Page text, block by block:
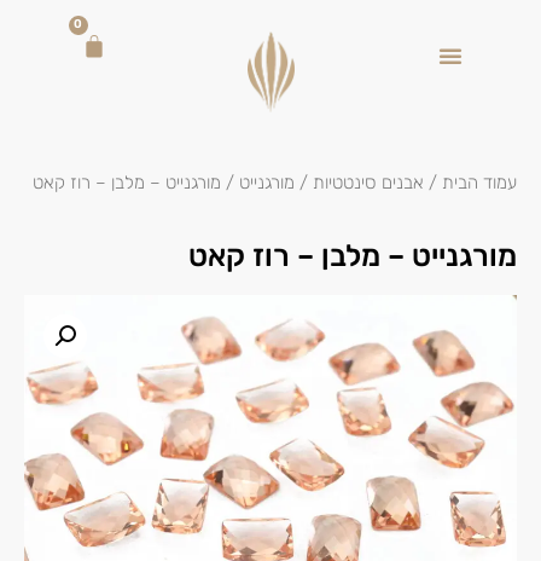
0
עמוד הבית / אבנים סינטטיות / מורגנייט / מורגנייט – מלבן – רוז קאט
מורגנייט – מלבן – רוז קאט